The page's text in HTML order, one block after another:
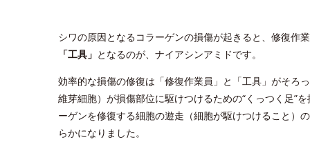
シワの原因となるコラーゲンの損傷が起きると、修復作
「工具」 となるのが、ナイアシンアミドです。
効率的な損傷の修復は「修復作業員」と「工具」がそろ
維芽細胞）が損傷部位に駆けつけるための“くっつく足”
ーゲンを修復する細胞の遊走（細胞が駆けつけること）
らかになりました。